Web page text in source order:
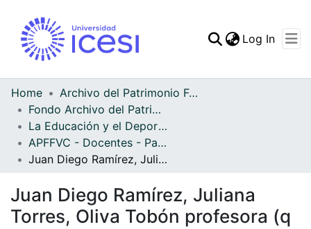
Log In
Home
Archivo del Patrimonio Fotográfico y Fílmico del Valle del Cauca
Fondo Archivo del Patrimonio Fotográfico y Fílmico del Valle del Cauca
La Educación y el Deporte
APFFVC - Docentes - Patrimonial
Juan Diego Ramírez, Juliana Torres, Oliva Tobón profesora (q
Juan Diego Ramírez, Juliana
Torres, Oliva Tobón profesora (q